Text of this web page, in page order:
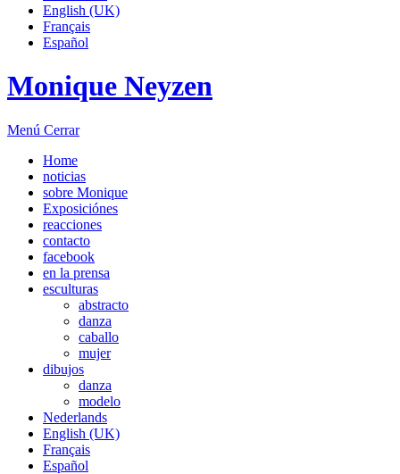
English (UK)
Français
Español
Monique Neyzen
Menú Cerrar
Home
noticias
sobre Monique
Exposiciónes
reacciones
contacto
facebook
en la prensa
esculturas
abstracto
danza
caballo
mujer
dibujos
danza
modelo
Nederlands
English (UK)
Français
Español